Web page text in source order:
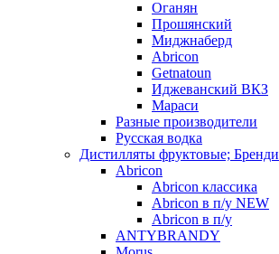
Оганян
Прошянский
Миджнаберд
Abricon
Getnatoun
Иджеванский ВКЗ
Мараси
Разные производители
Русская водка
Дистилляты фруктовые; Бренди
Abricon
Abricon классика
Abricon в п/у NEW
Abricon в п/у
ANTYBRANDY